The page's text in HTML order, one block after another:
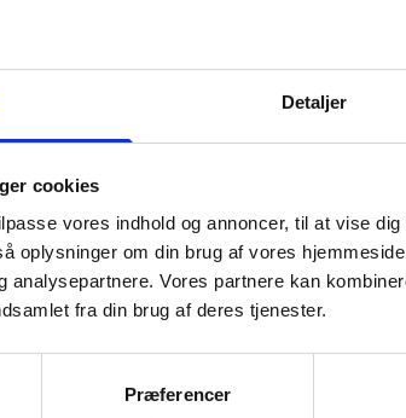
Detaljer
cookies
vores indhold og annoncer, til at vise
oplysninger om din brug af vores
analysepartnere. Vores partnere kan
fra din brug af deres tjenester.
Præferencer